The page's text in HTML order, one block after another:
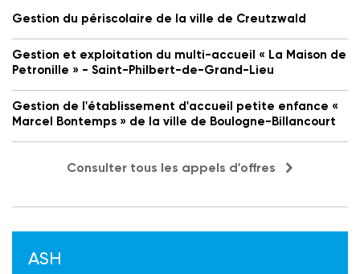
Gestion du périscolaire de la ville de Creutzwald
Gestion et exploitation du multi-accueil « La Maison de
Petronille » - Saint-Philbert-de-Grand-Lieu
Gestion de l'établissement d'accueil petite enfance «
Marcel Bontemps » de la ville de Boulogne-Billancourt
Consulter tous les appels d'offres
ASH